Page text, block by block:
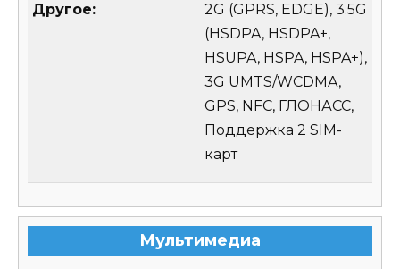
Другое:
2G (GPRS, EDGE), 3.5G
(HSDPA, HSDPA+,
HSUPA, HSPA, HSPA+),
3G UMTS/WCDMA,
GPS, NFC, ГЛОНАСС,
Поддержка 2 SIM-
карт
Мультимедиа